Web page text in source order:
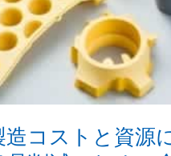
造コストと資源